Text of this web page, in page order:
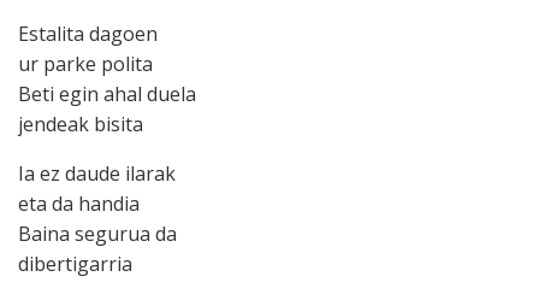
Estalita dagoen
ur parke polita
Beti egin ahal duela
jendeak bisita
Ia ez daude ilarak
eta da handia
Baina segurua da
dibertigarria